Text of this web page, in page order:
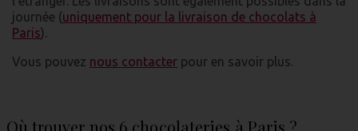
journée (uniquement pour la livraison de chocolats à
Paris).
Vous pouvez nous contacter pour en savoir plus.
Où trouver nos 6 chocolateries à Paris ?